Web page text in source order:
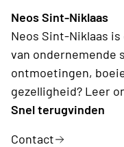
Neos Sint-Niklaas
Neos Sint-Niklaas
van ondernemende
ontmoetingen,
gezelligheid? Leer
Snel terugvinden
Contact